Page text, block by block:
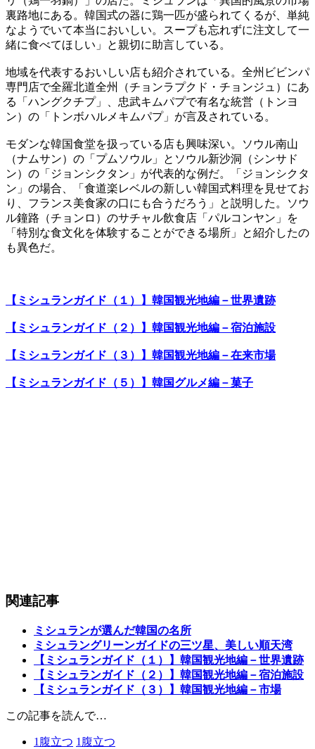
裏路地にある。韓国式の器に鶏一匹が盛られてくるが、単純
なようでいて本当においしい。スープも忘れずに注文して一
緒に食べてほしい」と親切に助言している。
地域を代表するおいしい店も紹介されている。全州ビビンパ
専門店で全羅北道全州（チョンラプクド・チョンジュ）にあ
る「ハングクチプ」、忠武キムパプで有名な統営（トンヨ
ン）の「トンボハルメキムパプ」が言及されている。
モダンな韓国食堂を扱っている店も興味深い。ソウル南山
（ナムサン）の「プムソウル」とソウル新沙洞（シンサド
ン）の「ジョンシクタン」が代表的な例だ。「ジョンシクタ
ン」の場合、「食道楽レベルの新しい韓国式料理を見せてお
り、フランス美食家の口にも合うだろう」と説明した。ソウ
ル鐘路（チョンロ）のサチャル飲食店「パルコンヤン」を
「特別な食文化を体験することができる場所」と紹介したの
も異色だ。
【ミシュランガイド（１）】韓国観光地編－世界遺跡
【ミシュランガイド（２）】韓国観光地編－宿泊施設
【ミシュランガイド（３）】韓国観光地編－在来市場
【ミシュランガイド（５）】韓国グルメ編－菓子
関連記事
ミシュランが選んだ韓国の名所
ミシュラングリーンガイドの三ツ星、美しい順天湾
【ミシュランガイド（１）】韓国観光地編－世界遺跡
【ミシュランガイド（２）】韓国観光地編－宿泊施設
【ミシュランガイド（３）】韓国観光地編－市場
この記事を読んで…
1 腹立つ 1 腹立つ